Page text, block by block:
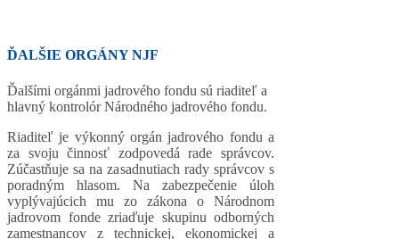
ĎALŠIE ORGÁNY NJF
Ďalšími orgánmi jadrového fondu sú riaditeľ a
hlavný kontrolór Národného jadrového fondu.
Riaditeľ je výkonný orgán jadrového fondu a
za svoju činnosť zodpovedá rade správcov.
Zúčastňuje sa na zasadnutiach rady správcov s
poradným hlasom. Na zabezpečenie úloh
vyplývajúcich mu zo zákona o Národnom
jadrovom fonde zriaďuje skupinu odborných
zamestnancov z technickej, ekonomickej a